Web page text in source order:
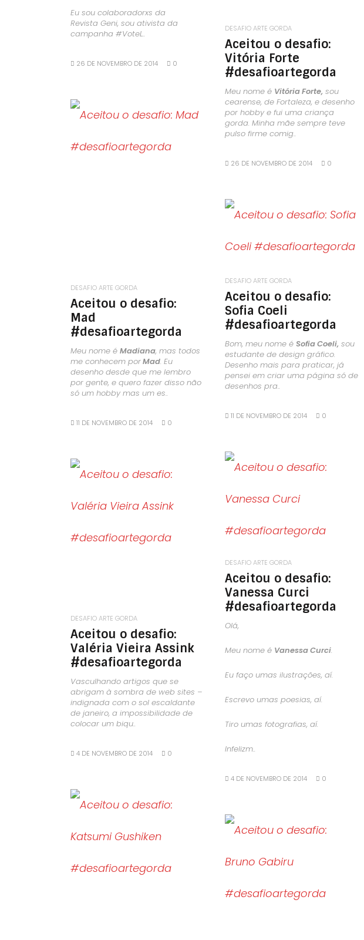
Eu sou colaboradorxs da
Revista Geni, sou ativista da
campanha #VoteL..
26 DE NOVEMBRO DE 2014 0
DESAFIO ARTE GORDA
Aceitou o desafio:
Vitória Forte
#desafioartegorda
Meu nome é Vitória Forte, sou
cearense, de Fortaleza, e desenho
por hobby e fui uma criança
gorda. Minha mãe sempre teve
pulso firme comig..
26 DE NOVEMBRO DE 2014 0
DESAFIO ARTE GORDA
Aceitou o desafio:
Mad
#desafioartegorda
Meu nome é Madiana, mas todos
me conhecem porMad. Eu
desenho desde que me lembro
por gente, e quero fazer disso não
só um hobby mas um es..
11 DE NOVEMBRO DE 2014 0
DESAFIO ARTE GORDA
Aceitou o desafio:
Sofia Coeli
#desafioartegorda
Bom, meu nome é Sofia Coeli, sou
estudante de design gráfico.
Desenho mais para praticar, já
pensei em criar uma página só de
desenhos pra..
11 DE NOVEMBRO DE 2014 0
LEIA MAIS
DESAFIO ARTE GORDA
Aceitou o desafio:
Vanessa Curci
#desafioartegorda
Olá,
Meu nome é Vanessa Curci.
Eu faço umas ilustrações, aí.
Escrevo umas poesias, aí.
Tiro umas fotografias, aí.
Infelizm..
4 DE NOVEMBRO DE 2014 0
LEIA MAIS
DESAFIO ARTE GORDA
Aceitou o desafio:
Valéria Vieira Assink
#desafioartegorda
Vasculhando artigos que se
abrigam à sombra de web sites –
indignada com o sol escaldante
de janeiro, a impossibilidade de
colocar um biqu..
4 DE NOVEMBRO DE 2014 0
LEIA MAIS
LEIA MAIS